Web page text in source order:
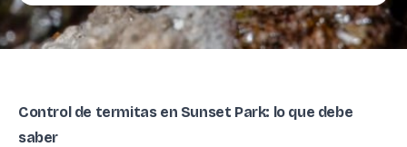
Control de termitas en Sunset Park: lo que debe
saber